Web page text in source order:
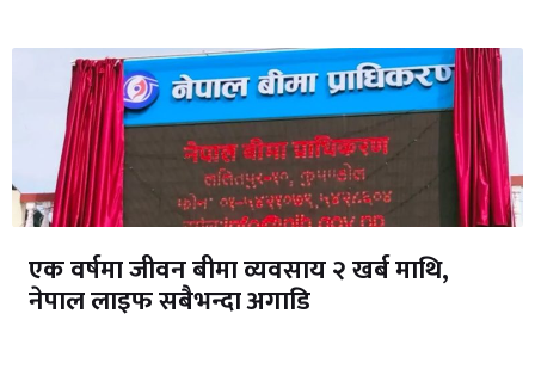
एक वर्षमा जीवन बीमा व्यवसाय २ खर्ब माथि,
नेपाल लाइफ सबैभन्दा अगाडि